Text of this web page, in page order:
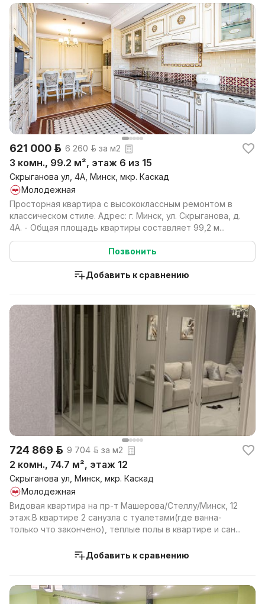
621 000 р. 6 260 р. за м2
3 комн., 99.2 м², этаж 6 из 15
Скрыганова ул, 4А, Минск, мкр. Каскад
Молодежная
Просторная квартира с высококлассным ремонтом в
классическом стиле. Адрес: г. Минск, ул. Скрыганова, д.
4А. - Общая площадь квартиры составляет 99,2 м...
Позвонить
Добавить к сравнению
724 869 р. 9 704 р. за м2
2 комн., 74.7 м², этаж 12
Скрыганова ул, Минск, мкр. Каскад
Молодежная
Видовая квартира на пр-т Машерова/Стеллу/Минск, 12
этаж.В квартире 2 санузла с туалетами(где ванна-
только что закончено), теплые полы в квартире и сан...
Добавить к сравнению